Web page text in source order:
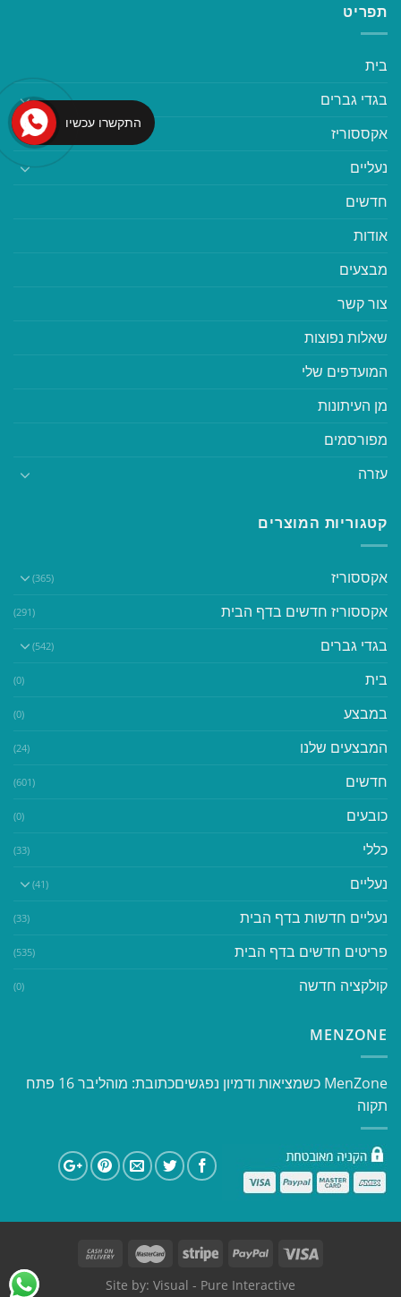
תפריט
בית
בגדי גברים
אקססוריז
נעליים
חדשים
אודות
מבצעים
צור קשר
שאלות נפוצות
המועדפים שלי
מן העיתונות
מפורסמים
עזרה
קטגוריות המוצרים
אקססוריז (365)
אקססוריז חדשים בדף הבית (291)
בגדי גברים (542)
בית (0)
במבצע (0)
המבצעים שלנו (24)
חדשים (601)
כובעים (0)
כללי (33)
נעליים (41)
נעליים חדשות בדף הבית (33)
פריטים חדשים בדף הבית (535)
קולקציה חדשה (0)
MENZONE
​​MenZone כשמציאות ודמיון נפגשים​ כתובת: מוהליבר 16 פתח
תקוה
Site by: Visual - Pure Interactive
התקשרו עכשיו